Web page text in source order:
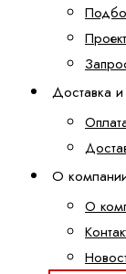
Доставка и
О
О